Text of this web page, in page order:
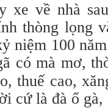
xe về nhà
thòng lọng
niệm 100
có mà mơ,
thuế cao,
cứ là đà ổ gà,